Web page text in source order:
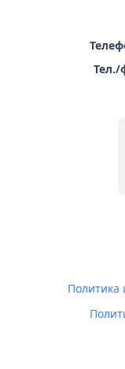
Тел./
Политика